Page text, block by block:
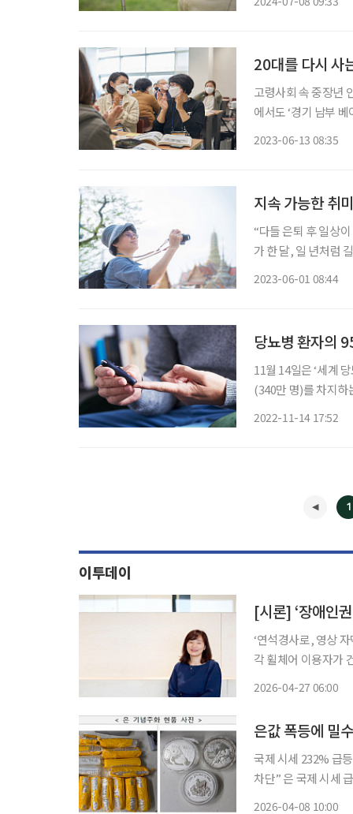
20대를 다시 사
고령사회 속 중장년
에서도 ‘경기 남부
2023-06-13 08:35
지속 가능한 취
“다들 은퇴 후 일상
가 한 달, 일 년처럼
2023-06-01 08:44
당뇨병 환자의
11월 14일은 ‘세계
(340만 명)를 차지하는 것으로 나타났다. 국민
2022-11-14 17:52
1
이투데이
[시론] ‘장애인
‘연석경사로, 영상
각 휠체어 이용자가
2026-04-27 06:00
은값 폭등에 밀
국제 시세 232% 급
차단” 은 국제 시세 급등에 따른 시세 차익을 노린 밀수가 급증하면서 올해 1분기 적발액이 지
2026-04-08 10:00